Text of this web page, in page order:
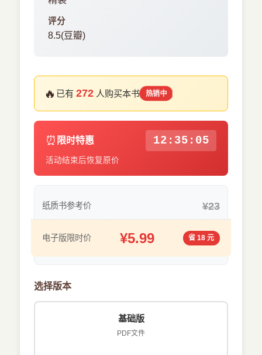
评分
8.5(豆瓣)
🔥 已有272 人购买本书 热销中
⏰ 限时特惠 12:35:05
活动结束后恢复原价
纸质书参考价 ¥23
电子版限时价 ¥5.99 省 18 元
选择版本
基础版
PDF文件